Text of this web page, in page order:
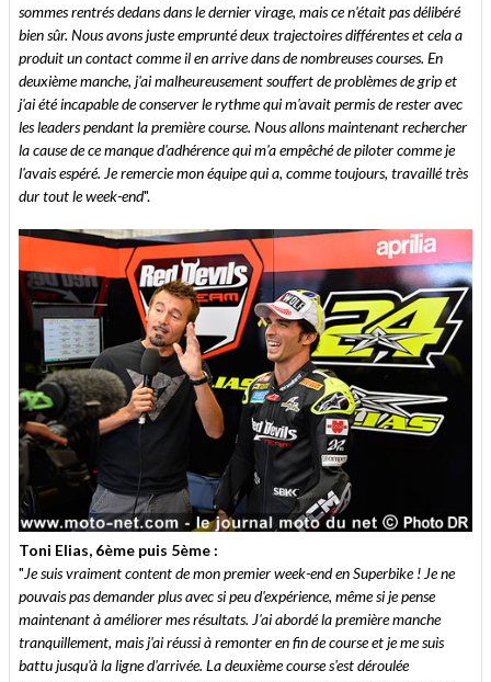
sommes rentrés dedans dans le dernier virage, mais ce n'était pas délibéré
bien sûr. Nous avons juste emprunté deux trajectoires différentes et cela a
produit un contact comme il en arrive dans de nombreuses courses. En
deuxième manche, j'ai malheureusement souffert de problèmes de grip et
j'ai été incapable de conserver le rythme qui m'avait permis de rester avec
les leaders pendant la première course. Nous allons maintenant rechercher
la cause de ce manque d'adhérence qui m'a empêché de piloter comme je
l'avais espéré. Je remercie mon équipe qui a, comme toujours, travaillé très
dur tout le week-end".
Toni Elias, 6ème puis 5ème :
"Je suis vraiment content de mon premier week-end en Superbike ! Je ne
pouvais pas demander plus avec si peu d'expérience, même si je pense
maintenant à améliorer mes résultats. J'ai abordé la première manche
tranquillement, mais j'ai réussi à remonter en fin de course et je me suis
battu jusqu'à la ligne d'arrivée. La deuxième course s'est déroulée